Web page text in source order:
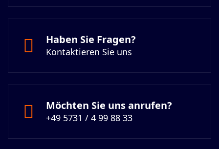
Haben Sie Fragen?
Kontaktieren Sie uns
Möchten Sie uns anrufen?
+49 5731 / 4 99 88 33